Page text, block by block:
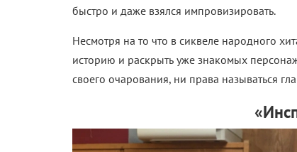
быстро и даже взялся импровизировать.
Несмотря на то что в сиквеле народного
историю и раскрыть уже знакомых
своего очарования, ни права называться